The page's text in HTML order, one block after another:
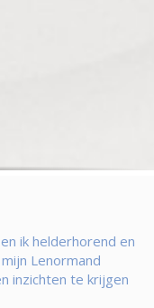
ik helderhorend en
Lenormand
inzichten te krijgen